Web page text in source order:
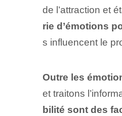
de l’attraction et
rie d’émotions
s influencent le
Outre les
et traitons
bilité sont des